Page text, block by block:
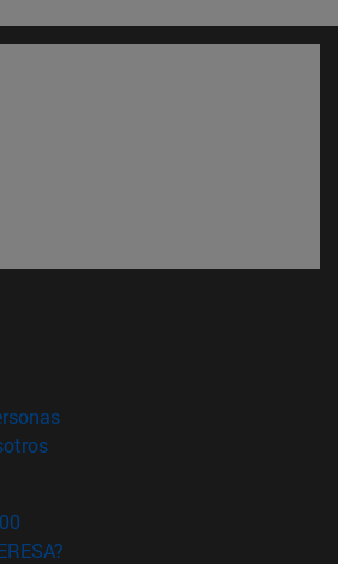
nueva ventana)
(abre en nueva ventana)
(abre en nueva ventana)